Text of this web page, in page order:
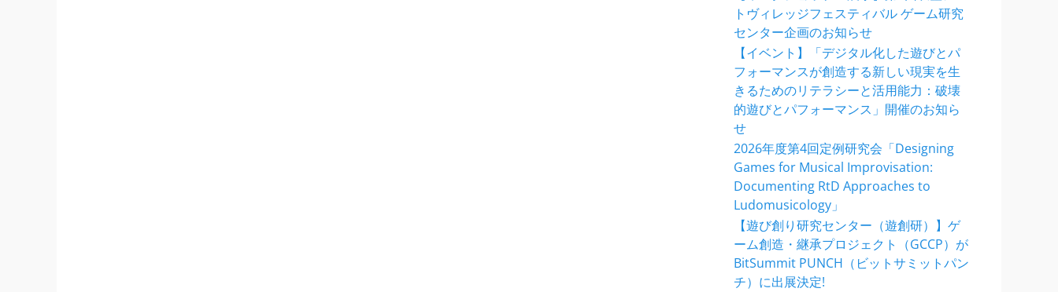
トヴィレッジフェスティバル ゲーム研究
センター企画のお知らせ
【イベント】「デジタル化した遊びとパ
フォーマンスが創造する新しい現実を生
きるためのリテラシーと活用能力：破壊
的遊びとパフォーマンス」開催のお知ら
せ
2026年度第4回定例研究会「Designing
Games for Musical Improvisation:
Documenting RtD Approaches to
Ludomusicology」
【遊び創り研究センター（遊創研）】ゲ
ーム創造・継承プロジェクト（GCCP）が
BitSummit PUNCH（ビットサミットパン
チ）に出展決定!